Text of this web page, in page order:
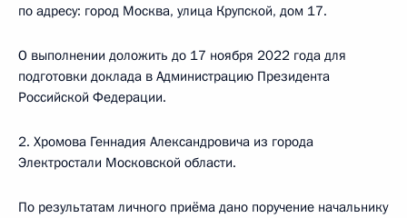
по адресу: город Москва, улица Крупской, дом 17.
О выполнении доложить до 17 ноября 2022 года для
подготовки доклада в Администрацию Президента
Российской Федерации.
2. Хромова Геннадия Александровича из города
Электростали Московской области.
По результатам личного приёма дано поручение начальнику